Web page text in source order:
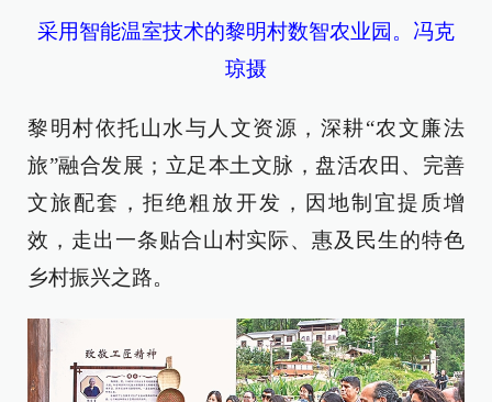
采用智能温室技术的黎明村数智农业园。 冯克
琼摄
黎明村依托山水与人文资源，深耕“农文廉法
旅”融合发展；立足本土文脉，盘活农田、完善
文旅配套，拒绝粗放开发，因地制宜提质增
效，走出一条贴合山村实际、惠及民生的特色
乡村振兴之路。